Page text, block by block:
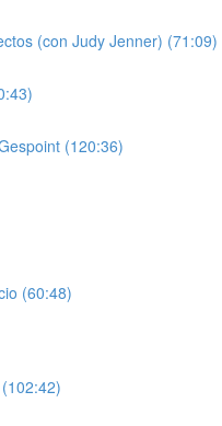
(con Judy Jenner) (71:09)
(120:36)
(60:48)